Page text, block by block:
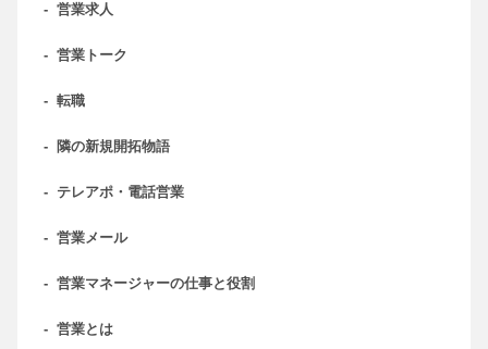
- 営業求人
- 営業トーク
- 転職
- 隣の新規開拓物語
- テレアポ・電話営業
- 営業メール
- 営業マネージャーの仕事と役割
- 営業とは